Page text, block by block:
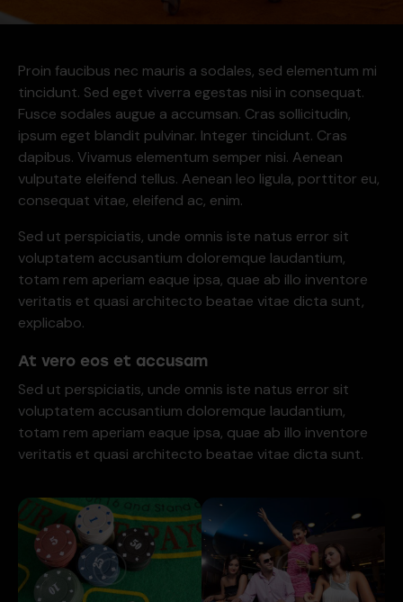
Proin faucibus nec mauris a sodales, sed elementum mi
tincidunt. Sed eget viverra egestas nisi in consequat.
Fusce sodales augue a accumsan. Cras sollicitudin,
ipsum eget blandit pulvinar. Integer tincidunt. Cras
dapibus. Vivamus elementum semper nisi. Aenean
vulputate eleifend tellus. Aenean leo ligula, porttitor eu,
consequat vitae, eleifend ac, enim.
Sed ut perspiciatis, unde omnis iste natus error sit
voluptatem accusantium doloremque laudantium,
totam rem aperiam eaque ipsa, quae ab illo inventore
veritatis et quasi architecto beatae vitae dicta sunt,
explicabo.
At vero eos et accusam
Sed ut perspiciatis, unde omnis iste natus error sit
voluptatem accusantium doloremque laudantium,
totam rem aperiam eaque ipsa, quae ab illo inventore
veritatis et quasi architecto beatae vitae dicta sunt.